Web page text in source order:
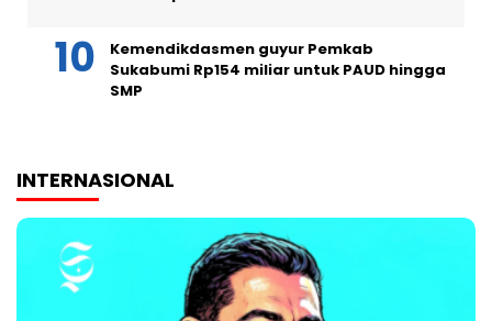
Kemendikdasmen guyur Pemkab
Sukabumi Rp154 miliar untuk PAUD hingga
SMP
INTERNASIONAL